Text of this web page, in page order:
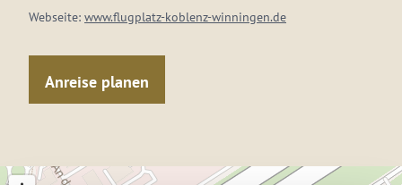
Webseite: www.flugplatz-koblenz-winningen.de
Anreise planen